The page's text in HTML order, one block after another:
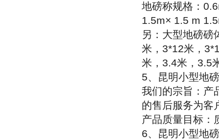
地磅称规格：
1.5m× 1.5 m
另：大型地磅磅
米， 3*12米，
米， 3.4米， 3.5
5、昆明小型地
我们的宗旨：产
的售后服务为客
产品质量目标：
6、昆明小型地